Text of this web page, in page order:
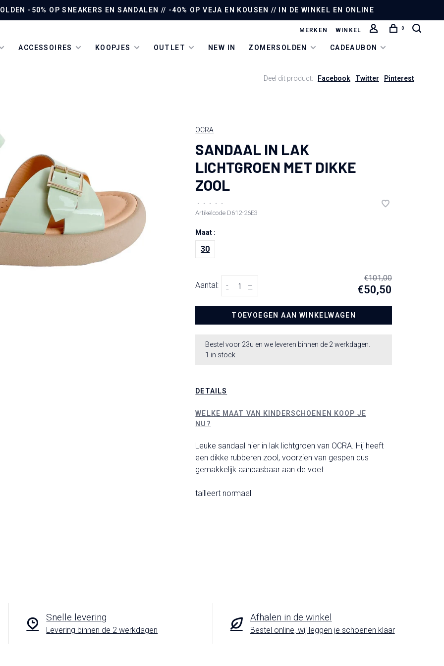
-50% OP SNEAKERS EN SANDALEN // -40% OP VEJA EN KOUSEN // IN DE WINKEL EN ONLINE
ACCESSOIRES KOOPJES OUTLET NEW IN ZOMERSOLDEN CADEAUBON
MERKEN WINKEL 0
Deel dit product: Facebook Twitter Pinterest
OCRA
SANDAAL IN LAK
LICHTGROEN MET DIKKE
ZOOL
• • • •
•
Artikelcode D612-26E3
Maat :
30
Aantal: +
-
€101,00
€50,50
TOEVOEGEN AAN WINKELWAGEN
Bestel voor 23u en we leveren binnen de 2 werkdagen.
1 in stock
DETAILS
WELKE MAAT VAN KINDERSCHOENEN KOOP JE
NU?
Leuke sandaal hier in lak lichtgroen van OCRA. Hij heeft
een dikke rubberen zool, voorzien van gespen dus
gemakkelijk aanpasbaar aan de voet.
tailleert normaal
Snelle levering
Levering binnen de 2 werkdagen
Afhalen in de winkel
Bestel online, wij leggen je schoenen klaar